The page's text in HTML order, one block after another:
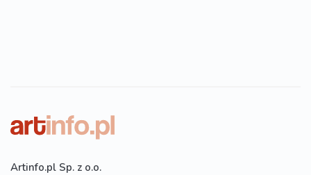
Artinfo.pl Sp. z o.o.